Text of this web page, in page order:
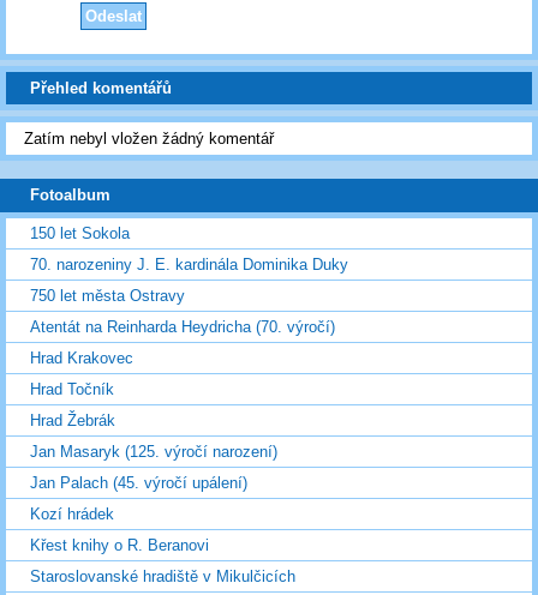
Přehled komentářů
Zatím nebyl vložen žádný komentář
Fotoalbum
150 let Sokola
70. narozeniny J. E. kardinála Dominika Duky
750 let města Ostravy
Atentát na Reinharda Heydricha (70. výročí)
Hrad Krakovec
Hrad Točník
Hrad Žebrák
Jan Masaryk (125. výročí narození)
Jan Palach (45. výročí upálení)
Kozí hrádek
Křest knihy o R. Beranovi
Staroslovanské hradiště v Mikulčicích